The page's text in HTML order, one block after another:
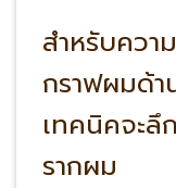
สำหรับควา
กราฟผมด้
เทคนิคจะ
รากผม